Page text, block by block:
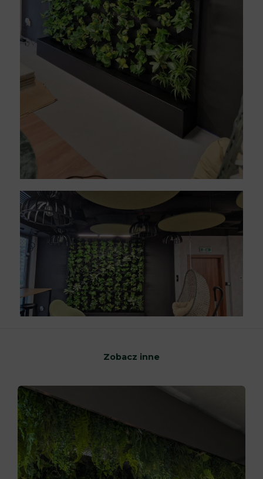
Zobacz inne